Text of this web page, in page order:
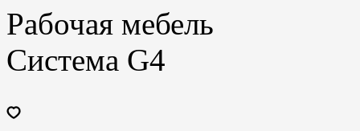
Рабочая мебель
Система G4